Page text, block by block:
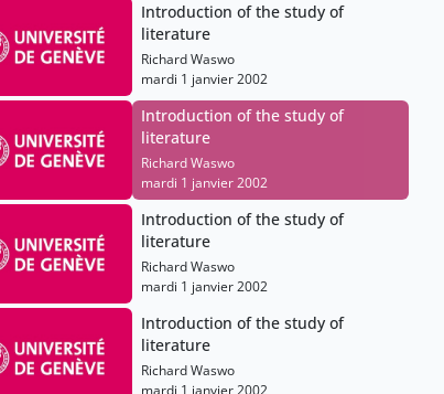
Introduction of the study of
literature
Richard Waswo
mardi 1 janvier 2002
Introduction of the study of
literature
Richard Waswo
mardi 1 janvier 2002
Introduction of the study of
literature
Richard Waswo
mardi 1 janvier 2002
Introduction of the study of
literature
Richard Waswo